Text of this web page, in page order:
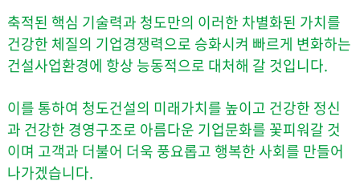
축적된 핵심 기술력과 청도만의 이러한 차별화된 가치를
건강한 체질의 기업경쟁력으로 승화시켜 빠르게 변화하는
건설사업환경에 항상 능동적으로 대처해 갈 것입니다.
이를 통하여 청도건설의 미래가치를 높이고 건강한 정신
과 건강한 경영구조로 아름다운 기업문화를 꽃피워갈 것
이며 고객과 더불어 더욱 풍요롭고 행복한 사회를 만들어
나가겠습니다.